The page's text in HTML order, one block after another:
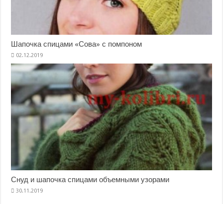
Шапочка спицами «Сова» с помпоном
Снуд и шапочка спицами объемными узорами